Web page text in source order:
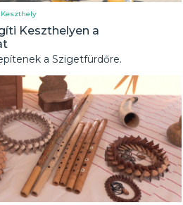
Keszthely
Keszthelyen a
a Szigetfürdőre.